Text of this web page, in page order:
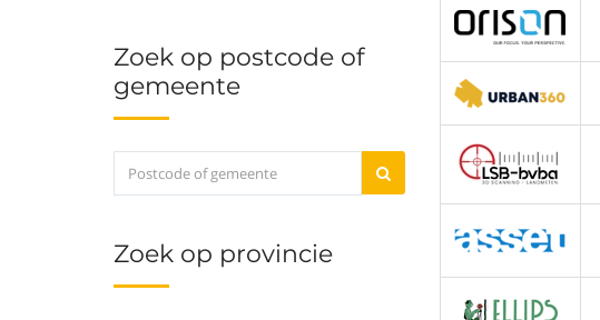
Zoek op postcode of
gemeente
Zoek op provincie